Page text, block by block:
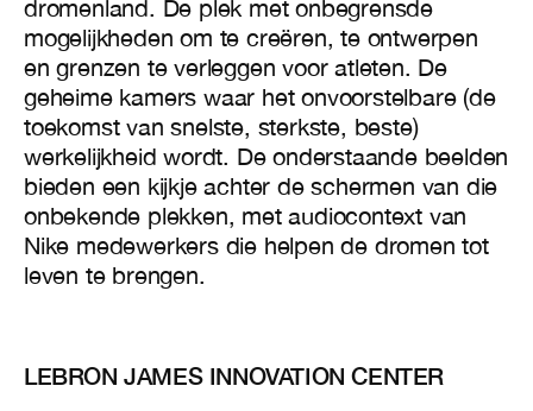
dromenland. De plek met onbegrensde
mogelijkheden om te creëren, te ontwerpen
en grenzen te verleggen voor atleten. De
geheime kamers waar het onvoorstelbare (de
toekomst van snelste, sterkste, beste)
werkelijkheid wordt. De onderstaande beelden
bieden een kijkje achter de schermen van die
onbekende plekken, met audiocontext van
Nike medewerkers die helpen de dromen tot
leven te brengen.
LEBRON JAMES INNOVATION CENTER